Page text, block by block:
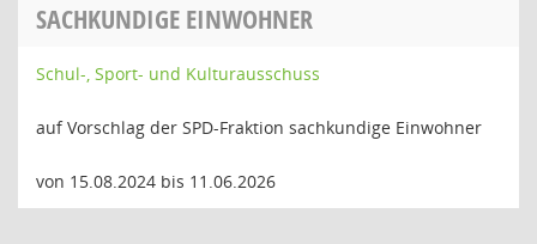
SACHKUNDIGE EINWOHNER
Schul-, Sport- und Kulturausschuss
auf Vorschlag der SPD-Fraktion sachkundige Einwohner
von 15.08.2024 bis 11.06.2026